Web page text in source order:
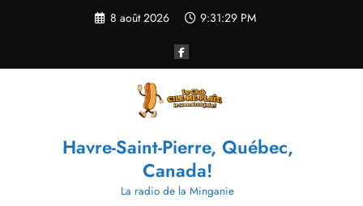
8 août 2026 9:31:29 PM
Havre-Saint-Pierre, Québec,
Canada!
La radio de la Minganie